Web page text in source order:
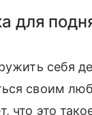
для
себя
своим
что это